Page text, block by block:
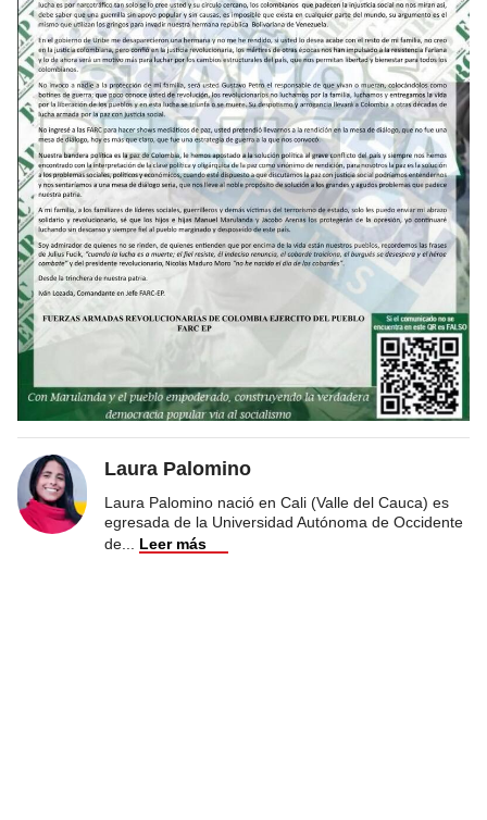
Laura Palomino
Laura Palomino nació en Cali (Valle del Cauca) es
egresada de la Universidad Autónoma de Occidente
de
Leer más